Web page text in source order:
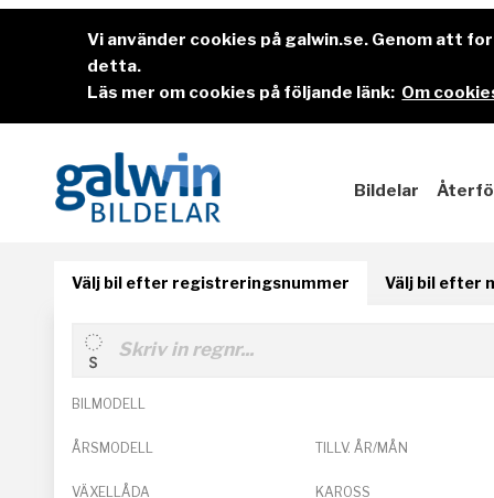
Vi använder cookies på galwin.se. Genom att
detta.
Läs mer om cookies på följande länk: Om
Bildelar
Välj bil efter registreringsnummer Välj bil efter
BILMODELL
ÅRSMODELL TILLV. ÅR/MÅN
VÄXELLÅDA KAROSS